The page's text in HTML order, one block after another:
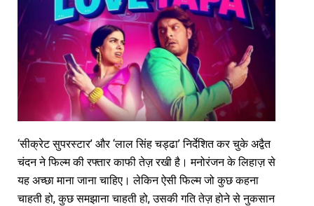
‘सीक्रेट सुपरस्टार’ और ‘लाल सिंह चड्ढा’ निर्देशित कर चुके अद्वैत
चंदन ने फिल्म की रफ्तार काफी तेज़ रखी है। मनोरंजन के लिहाज़ से
यह अच्छा माना जाना चाहिए। लेकिन ऐसी फिल्म जो कुछ कहना
चाहती हो, कुछ समझाना चाहती हो, उसकी गति तेज़ होने से नुकसान